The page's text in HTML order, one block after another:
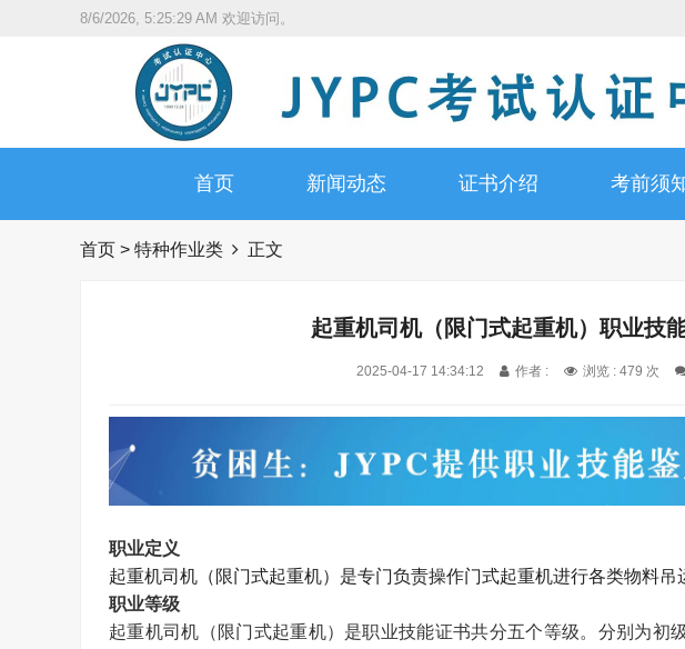
8/6/2026, 5:25:30 AM 欢迎访问。
首页 新闻动态 证书介绍 考前须
首页 > 特种作业类 正文
起重机司机（限门式起重机）职业技
2025-04-17 14:34:12 作者 : 浏览 : 479 次
职业定义
起重机司机（限门式起重机）是专门负责操作门式起重机进行各类物料吊
职业等级
起重机司机（限门式起重机）是职业技能证书共分五个等级。 分别为初